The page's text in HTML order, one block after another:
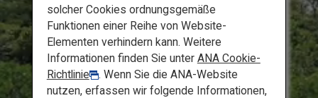
Reiseideen
Reiseziele
Ishigaki, Taketomi
und Iriomote: die tropischen
Inseln Japans
solcher Cookies ordnungsgemäße
Funktionen einer Reihe von Website-
Elementen verhindern kann. Weitere
Informationen finden Sie unter ANA Cookie-
Richtlinie
. Wenn Sie die ANA-Website
nutzen, erfassen wir folgende Informationen,